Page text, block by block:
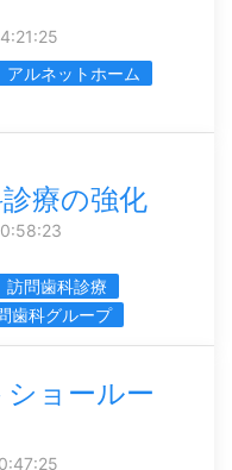
アルネットホーム
療の強化
訪問歯科診療
歯科グループ
ショールー